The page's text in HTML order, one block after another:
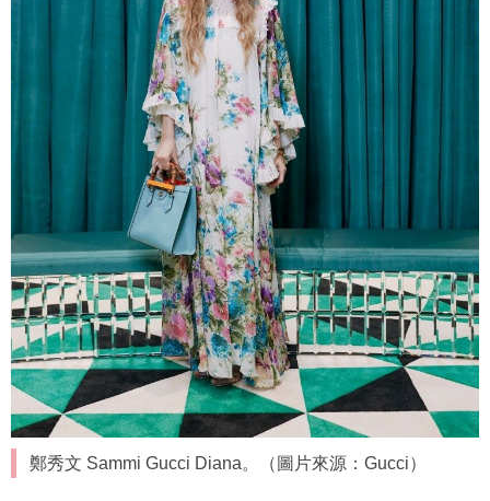
鄭秀文 Sammi Gucci Diana。（圖片來源：Gucci）